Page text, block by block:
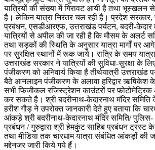
यात्रियों की संख्या में गिरावट आयी है तथा भूस्खलन से
है। लेकिन यात्रा निरंतर चल रही है। प्रदेश
प्रबंधन, एसडीआरएफ, उत्तराखंड पर्यटन, बदरी-
यात्रियों से अपील की जा रही है कि मौसम के अलर्ट
तथा सड़कों की स्थिति के अनुसार यात्रा मार्गों पर
पर सुरक्षित स्थानों में रूक जाये। रात्रि के समय
उत्तराखंड सरकार ने यात्रियों की सुविधा-सुरक्षा के
पंजीकरण को अनिवार्य किया है तीर्थयात्री उत्तराखंड
बैठे आनलाइन पंजीकरण के अलावा हरिद्वार ऋषिकेश
सभी फिजीकल रजिस्ट्रेशन काउंटरों पर
कर सकते है। श्री बदरीनाथ-केदारनाथ मंदिर समिति के
हरीश गौड़ ने उपरोक्त जानकारी देते हुए बताया कि
आंकड़े श्री बदरीनाथ-केदारनाथ मंदिर समिति/
प्रबंधन / गुरुद्वारा श्री हेमकुंट साहिब प्रबंधन ट्रस्ट
तथा मीडिया तक चारधाम यात्रा संबंधित आंकड़ों की
मद्देनजर जारी किये गये हैं।